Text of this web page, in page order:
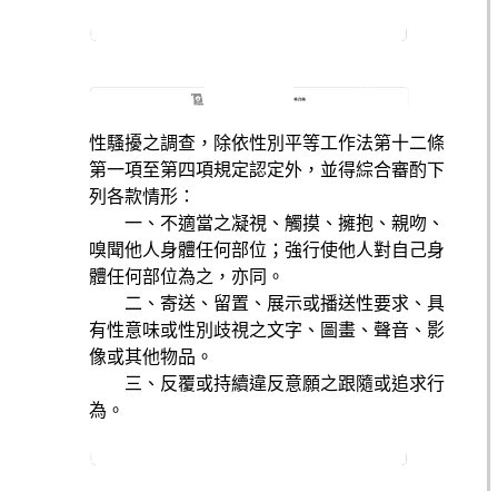
性騷擾之調查，除依性別平等工作法第十二條
第一項至第四項規定認定外，並得綜合審酌下
列各款情形：
一、不適當之凝視、觸摸、擁抱、親吻、
嗅聞他人身體任何部位；強行使他人對自己身
體任何部位為之，亦同。
二、寄送、留置、展示或播送性要求、具
有性意味或性別歧視之文字、圖畫、聲音、影
像或其他物品。
三、反覆或持續違反意願之跟隨或追求行
為。